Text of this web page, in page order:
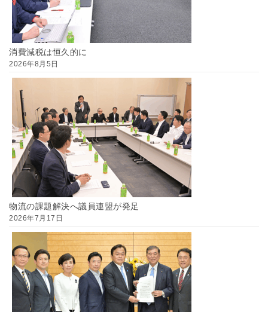
消費減税は恒久的に
2026年8月5日
物流の課題解決へ議員連盟が発足
2026年7月17日